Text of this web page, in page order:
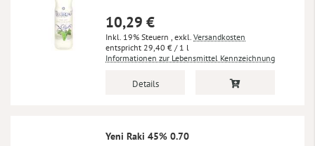
10,29 €
Inkl. 19% Steuern , exkl. Versandkosten
29,40 € / 1 l
Informationen zur Lebensmittel Kennzeichnung
Details
Yeni Raki 45% 0.70